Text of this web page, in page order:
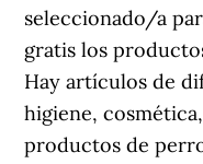
seleccionado/a
gratis los
Hay artículos de
higiene,
productos de